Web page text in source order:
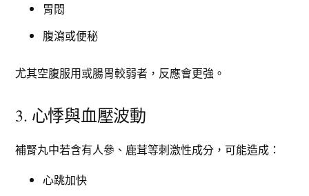
胃悶
腹瀉或便秘
尤其空腹服用或腸胃較弱者，反應會更強。
3. 心悸與血壓波動
補腎丸中若含有人參、鹿茸等刺激性成分，可能造成：
心跳加快